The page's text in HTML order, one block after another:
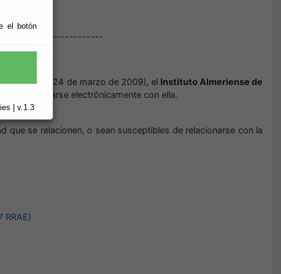
el botón
| v.1.3
núm.57 de 24 de marzo de 2009), el Instituto Almeriense de
relacionarse electrónicamente con ella.
se relacionen, o sean susceptibles de relacionarse con la
RRAE)